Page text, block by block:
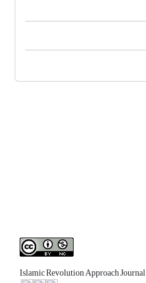
Islamic Revolution Approach Journal